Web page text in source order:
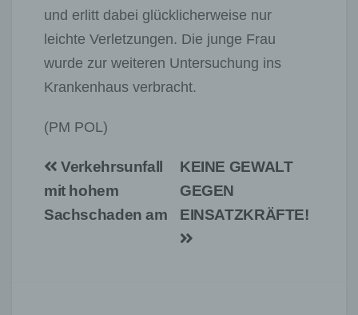
und erlitt dabei glücklicherweise nur
leichte Verletzungen. Die junge Frau
wurde zur weiteren Untersuchung ins
Krankenhaus verbracht.
(PM POL)
Beitragsnavigation
KEINE GEWALT
GEGEN
EINSATZKRÄFTE!
Verkehrsunfall
mit hohem
Sachschaden am